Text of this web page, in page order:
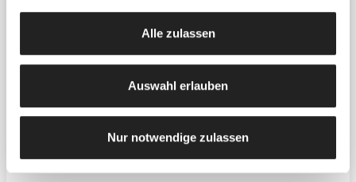
Alle zulassen
Auswahl erlauben
Nur notwendige zulassen
Farben, Lacke & Beschichtungen
Spachtelmassen & Putze
Bodenbeschichtungen
Betoninstandsetzung